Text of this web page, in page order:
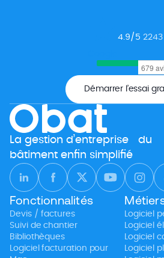
4.9/5 2243
Démarrer l’essai
La gestion d’entreprise du
bâtiment enfin simplifié
Fonctionnalités
Devis / factures
Suivi de chantier
Bibliothèques
Logiciel facturation pour
Logiciel
Logiciel
Logiciel
Logiciel